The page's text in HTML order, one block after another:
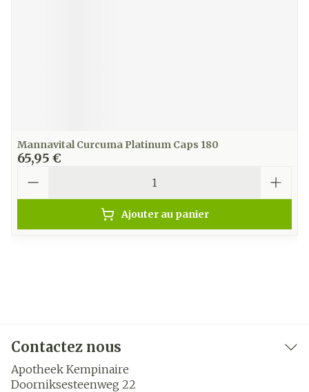
Mannavital Curcuma Platinum Caps 180
65,95 €
Ajouter au panier
Contactez nous
Apotheek Kempinaire
Doorniksesteenweg 22